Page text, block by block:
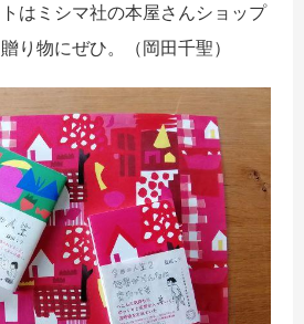
はミシマ社の本屋さんショップ
り物にぜひ。（岡田千聖）